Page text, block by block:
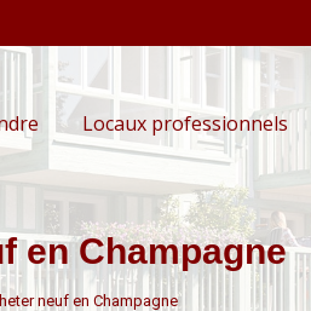
Locaux professionnels
en Champagne
êtes ici :
neuf en Champagne